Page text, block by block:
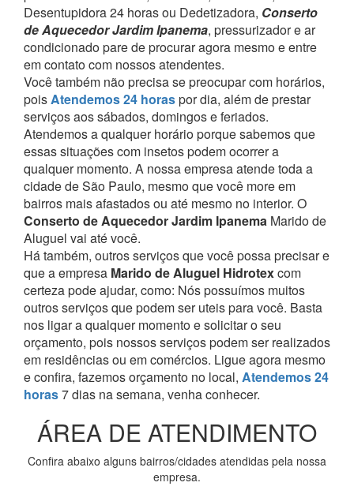
Desentupidora 24 horas ou Dedetizadora, Conserto
de Aquecedor Jardim Ipanema, pressurizador e ar
condicionado pare de procurar agora mesmo e entre
em contato com nossos atendentes.
Você também não precisa se preocupar com horários,
poisAtendemos 24 horaspor dia, além de prestar
serviços aos sábados, domingos e feriados.
Atendemos a qualquer horário porque sabemos que
essas situações com insetos podem ocorrer a
qualquer momento. A nossa empresa atende toda a
cidade de São Paulo, mesmo que você more em
bairros mais afastados ou até mesmo no interior. O
Conserto de Aquecedor Jardim Ipanema Marido de
Aluguel vai até você.
Há também, outros serviços que você possa precisar e
que a empresa Marido de Aluguel Hidrotexcom
certeza pode ajudar, como: Nós possuímos muitos
outros serviços que podem ser uteis para você. Basta
nos ligar a qualquer momento e solicitar o seu
orçamento, pois nossos serviços podem ser realizados
em residências ou em comércios. Ligue agora mesmo
e confira, fazemos orçamento no local, Atendemos 24
horas7 dias na semana, venha conhecer.
ÁREA DE ATENDIMENTO
Confira abaixo alguns bairros/cidades atendidas pela nossa
empresa.